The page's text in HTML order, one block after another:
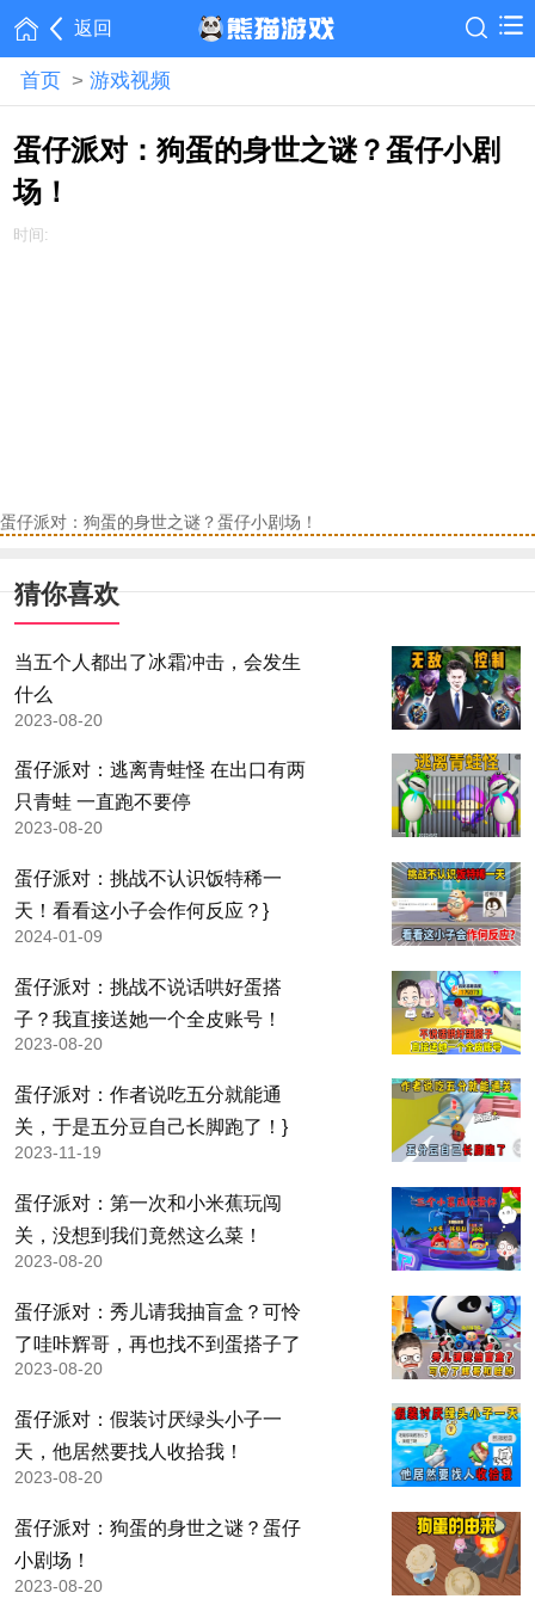
返回
首页 > 游戏视频
蛋仔派对：狗蛋的身世之谜？蛋仔小剧
场！
时间:
蛋仔派对：狗蛋的身世之谜？蛋仔小剧场！
猜你喜欢
当五个人都出了冰霜冲击，会发生
什么
2023-08-20
蛋仔派对：逃离青蛙怪 在出口有两
只青蛙 一直跑不要停
2023-08-20
蛋仔派对：挑战不认识饭特稀一
天！看看这小子会作何反应？}
2024-01-09
蛋仔派对：挑战不说话哄好蛋搭
子？我直接送她一个全皮账号！
2023-08-20
蛋仔派对：作者说吃五分就能通
关，于是五分豆自己长脚跑了！}
2023-11-19
蛋仔派对：第一次和小米蕉玩闯
关，没想到我们竟然这么菜！
2023-08-20
蛋仔派对：秀儿请我抽盲盒？可怜
了哇咔辉哥，再也找不到蛋搭子了
2023-08-20
蛋仔派对：假装讨厌绿头小子一
天，他居然要找人收拾我！
2023-08-20
蛋仔派对：狗蛋的身世之谜？蛋仔
小剧场！
2023-08-20